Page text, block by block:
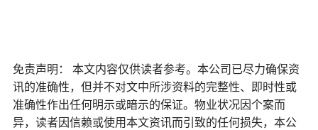
免责声明： 本文内容仅供读者参考。本公司已尽力确保资
讯的准确性，但并不对文中所涉资料的完整性、即时性或
准确性作出任何明示或暗示的保证。物业状况因个案而
异，读者因信赖或使用本文资讯而引致的任何损失，本公